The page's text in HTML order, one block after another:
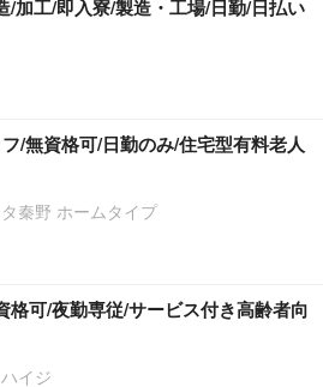
/加工/即入寮/製造・工場/日勤/日払い
/無資格可/日勤のみ/住宅型有料老人
秦野 ホームタイプ
格可/夜勤専従/サービス付き高齢者向
イジ